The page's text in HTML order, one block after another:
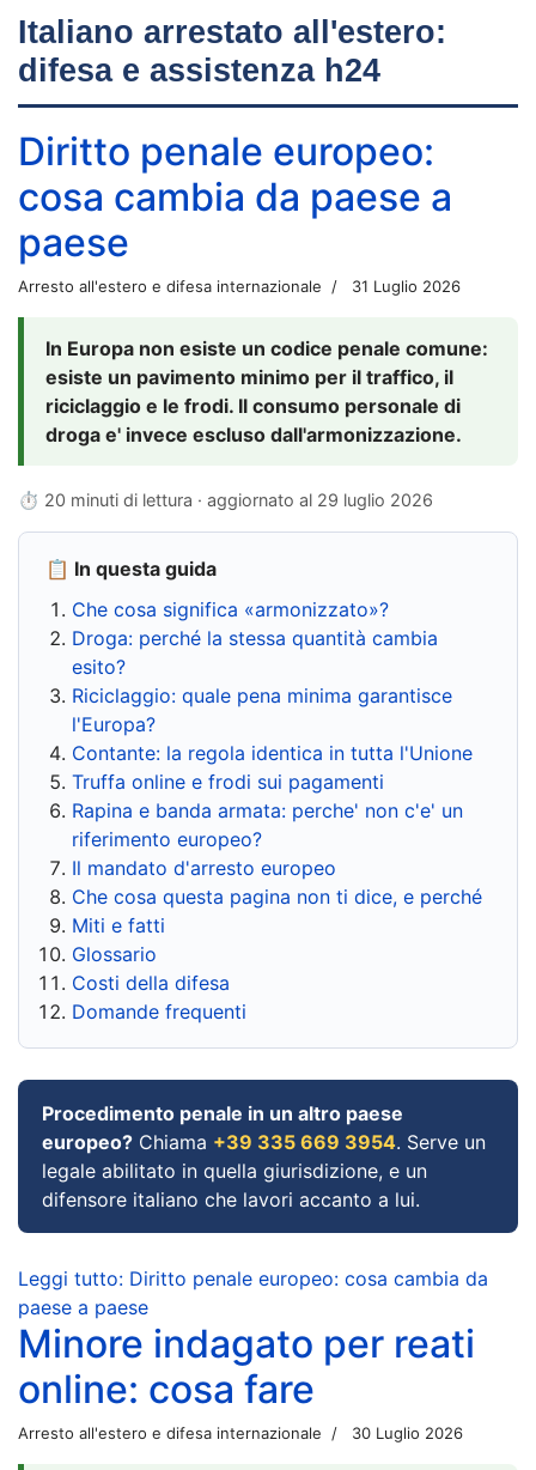
Italiano arrestato all'estero:
difesa e assistenza h24
Diritto penale europeo:
cosa cambia da paese a
paese
Arresto all'estero e difesa internazionale 31 Luglio 2026
In Europa non esiste un codice penale comune:
esiste un pavimento minimo per il traffico, il
riciclaggio e le frodi. Il consumo personale di
droga e' invece escluso dall'armonizzazione.
⏱ 20 minuti di lettura · aggiornato al 29 luglio 2026
📋 In questa guida
Che cosa significa «armonizzato»?
Droga: perché la stessa quantità cambia
esito?
Riciclaggio: quale pena minima garantisce
l'Europa?
Contante: la regola identica in tutta l'Unione
Truffa online e frodi sui pagamenti
Rapina e banda armata: perche' non c'e' un
riferimento europeo?
Il mandato d'arresto europeo
Che cosa questa pagina non ti dice, e perché
Miti e fatti
Glossario
Costi della difesa
Domande frequenti
Procedimento penale in un altro paese
europeo? Chiama +39 335 669 3954. Serve un
legale abilitato in quella giurisdizione, e un
difensore italiano che lavori accanto a lui.
Leggi tutto: Diritto penale europeo: cosa cambia da
paese a paese
Minore indagato per reati
online: cosa fare
Arresto all'estero e difesa internazionale 30 Luglio 2026